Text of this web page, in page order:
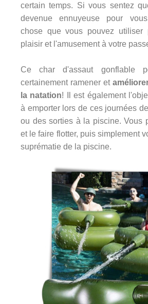
certain temps. Si vous sentez
devenue ennuyeuse pour
chose que vous pouvez utiliser
plaisir et l'amusement à votre
Ce char d'assaut gonflable
certainement ramener et
la natation! Il est également
à emporter lors de ces journées
ou des sorties à la piscine. Vous
et le faire flotter, puis simplement
suprématie de la piscine.